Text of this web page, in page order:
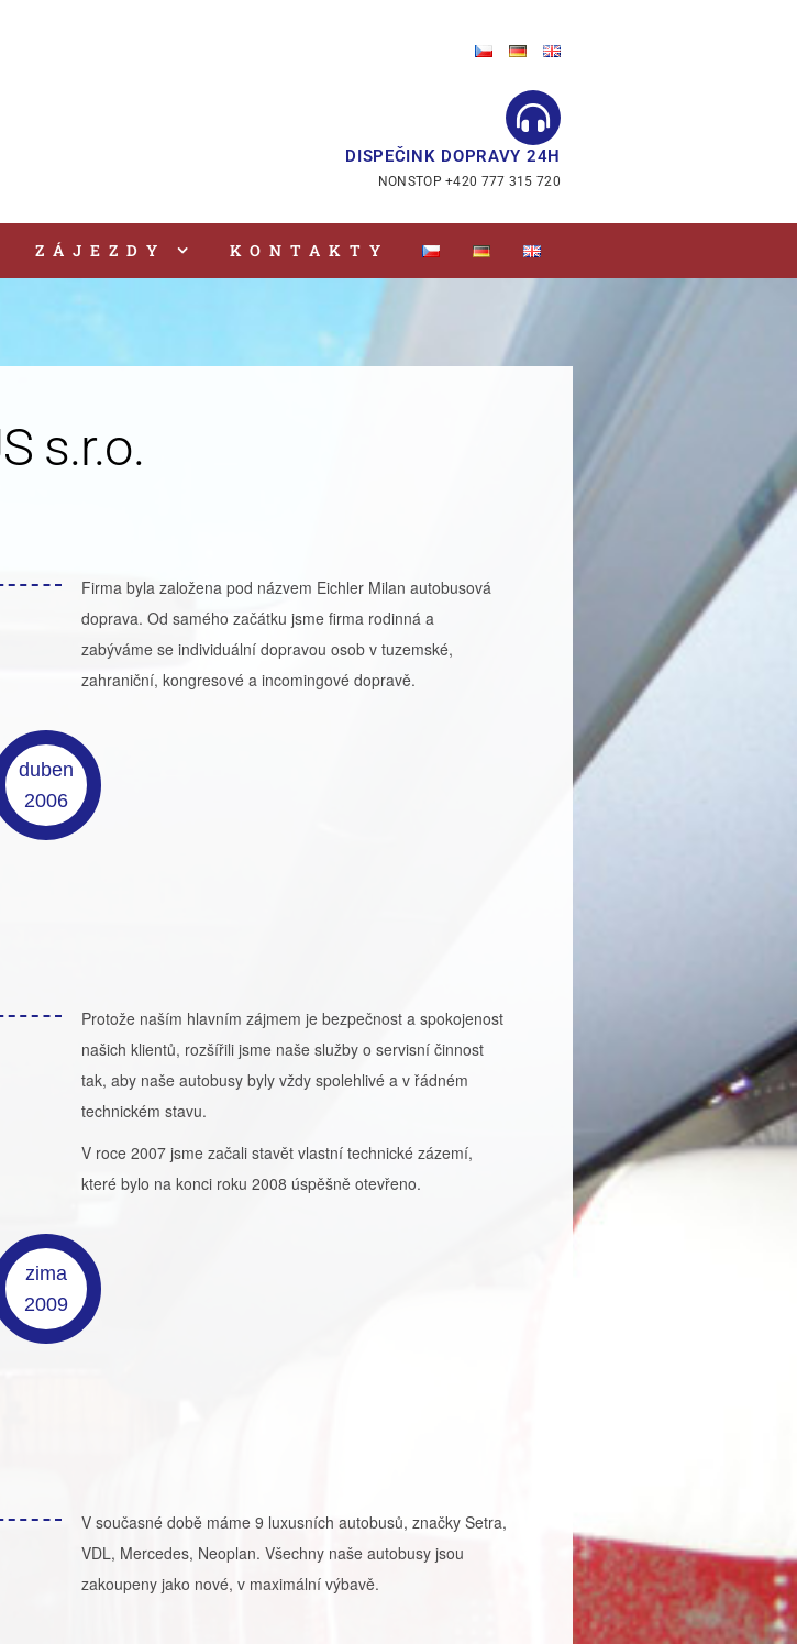
DISPEČINK DOPRAVY 24H
NONSTOP +420 777 315 720
ZÁJEZDY KONTAKTY
s.r.o.
Firma byla založena pod názvem Eichler Milan autobusová
doprava. Od samého začátku jsme firma rodinná a
zabýváme se individuální dopravou osob v tuzemské,
zahraniční, kongresové a incomingové dopravě.
duben
2006
Protože naším hlavním zájmem je bezpečnost a spokojenost
našich klientů, rozšířili jsme naše služby o servisní činnost
tak, aby naše autobusy byly vždy spolehlivé a v řádném
technickém stavu.
V roce 2007 jsme začali stavět vlastní technické zázemí,
které bylo na konci roku 2008 úspěšně otevřeno.
zima
2009
V současné době máme 9 luxusních autobusů, značky Setra,
VDL, Mercedes, Neoplan. Všechny naše autobusy jsou
zakoupeny jako nové, v maximální výbavě.